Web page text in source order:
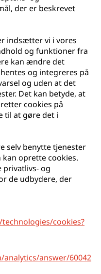
der er beskrevet
indsætter vi i vores
og funktioner fra
kan ændre det
og integreres på
og uden at det
Det kan betyde, at
cookies på
til at gøre det i
selv benytte tjenester
oprette cookies.
privatlivs- og
de udbydere, der
cookies?
answer/60042